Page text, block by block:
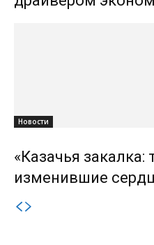
Новости
«Казачья закалка:
изменившие